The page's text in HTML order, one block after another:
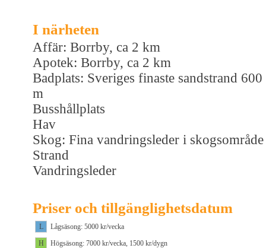
I närheten
Affär: Borrby, ca 2 km
Apotek: Borrby, ca 2 km
Badplats: Sveriges finaste sandstrand 600
m
Busshållplats
Hav
Skog: Fina vandringsleder i skogsområde
Strand
Vandringsleder
Priser och tillgänglighetsdatum
L
Lågsäsong: 5000 kr/vecka
H
Högsäsong: 7000 kr/vecka, 1500 kr/dygn